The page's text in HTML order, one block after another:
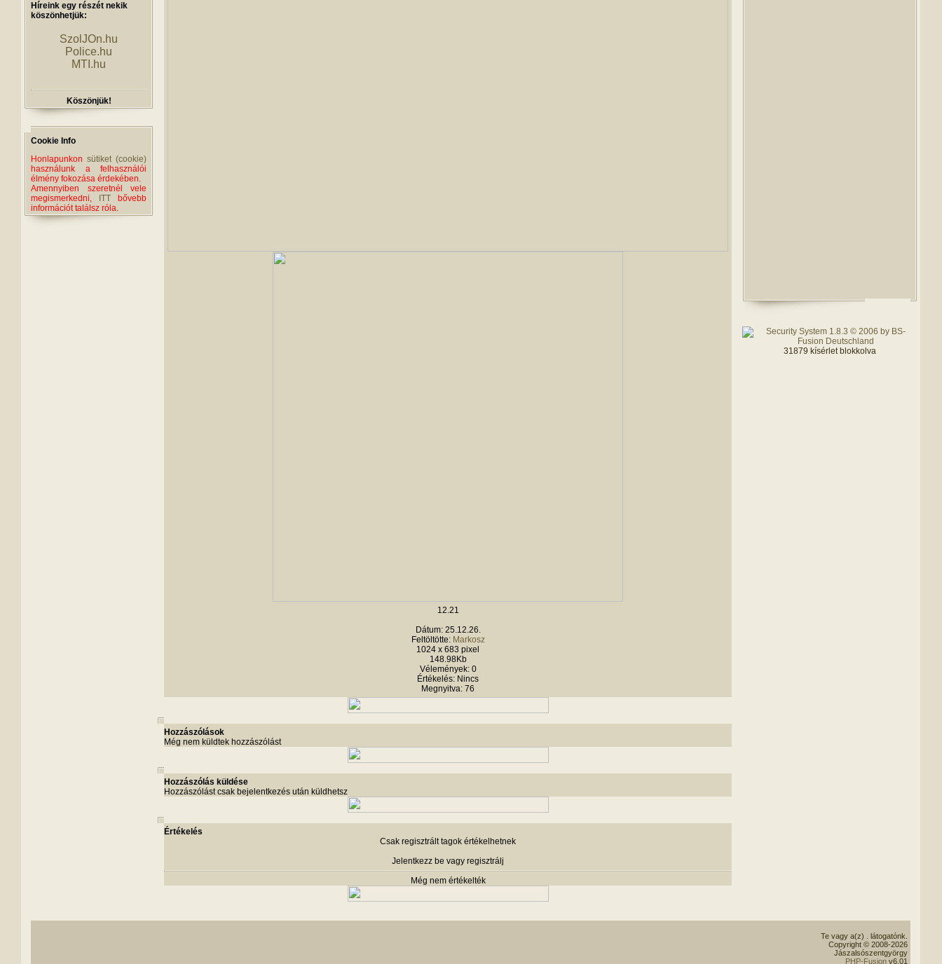
Híreink egy részét nekik
köszönhetjük:
SzolJOn.hu
Police.hu
MTI.hu
Köszönjük!
Cookie Info
Honlapunkon sütiket (cookie)
használunk a felhasználói
élmény fokozása érdekében.
Amennyiben szeretnél vele
megismerkedni,
ITT bővebb
információt találsz róla.
12.21
Dátum: 25.12.26.
Feltöltötte: Markosz
1024 x 683 pixel
148.98Kb
Vélemények: 0
Értékelés: Nincs
Megnyitva: 76
Hozzászólások
Még nem küldtek hozzászólást
Hozzászólás küldése
Hozzászólást csak bejelentkezés után küldhetsz
Értékelés
Csak regisztrált tagok értékelhetnek
Jelentkezz be vagy regisztrálj
Még nem értékelték
31879 kísérlet blokkolva
Te vagy a(z)
. látogatónk.
Copyright © 2008-2026
Jászalsószentgyörgy
PHP-Fusion v6.01